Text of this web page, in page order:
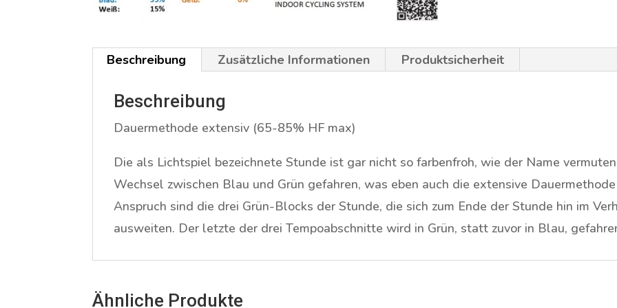
Beschreibung Zusätzliche Informationen Produktsicherheit
Beschreibung
Dauermethode extensiv (65-85% HF max)
Die als Lichtspiel bezeichnete Stunde ist gar nicht so farbenfroh, wie der Name
Wechsel zwischen Blau und Grün gefahren, was eben auch die extensive
Anspruch sind die drei Grün-Blocks der Stunde, die sich zum Ende der Stunde hin im
ausweiten. Der letzte der drei Tempoabschnitte wird in Grün, statt zuvor in Blau,
Ähnliche Produkte